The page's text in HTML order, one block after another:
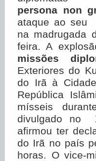
persona non
ataque ao seu
na madrugada
feira. A
missões
Exteriores do
do Irã à
República
mísseis
divulgado no
afirmou ter
do Irã no país
horas. O vice-